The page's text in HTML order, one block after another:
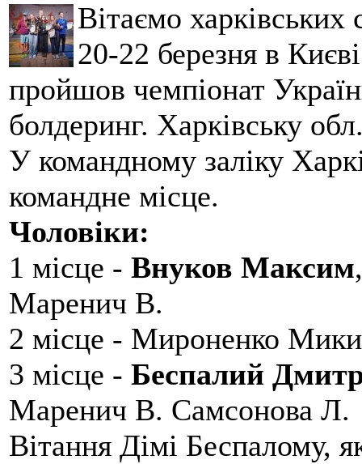
Вітаємо
20-22 березня в
пройшов чемпіонат
болдеринг. Харківську
У командному заліку
командне місце.
Чоловіки:
1 місце - Внуков Максим
Маренич В.
2 місце - Мироненко
3 місце - Беспалий
Маренич В. Самсонова Л.
Вітання Дімі Беспалому,